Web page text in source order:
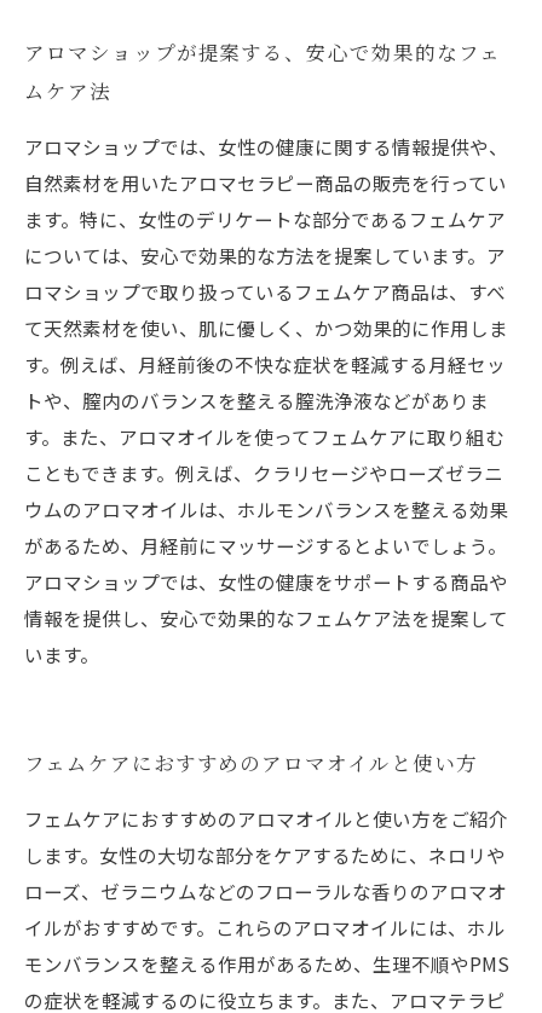
アロマショップが提案する、安心で効果的なフェ
ムケア法
アロマショップでは、女性の健康に関する情報提供や、
自然素材を用いたアロマセラピー商品の販売を行ってい
ます。特に、女性のデリケートな部分であるフェムケア
については、安心で効果的な方法を提案しています。ア
ロマショップで取り扱っているフェムケア商品は、すべ
て天然素材を使い、肌に優しく、かつ効果的に作用しま
す。例えば、月経前後の不快な症状を軽減する月経セッ
トや、膣内のバランスを整える膣洗浄液などがありま
す。また、アロマオイルを使ってフェムケアに取り組む
こともできます。例えば、クラリセージやローズゼラニ
ウムのアロマオイルは、ホルモンバランスを整える効果
があるため、月経前にマッサージするとよいでしょう。
アロマショップでは、女性の健康をサポートする商品や
情報を提供し、安心で効果的なフェムケア法を提案して
います。
フェムケアにおすすめのアロマオイルと使い方
フェムケアにおすすめのアロマオイルと使い方をご紹介
します。女性の大切な部分をケアするために、ネロリや
ローズ、ゼラニウムなどのフローラルな香りのアロマオ
イルがおすすめです。これらのアロマオイルには、ホル
モンバランスを整える作用があるため、生理不順やPMS
の症状を軽減するのに役立ちます。また、アロマテラピ